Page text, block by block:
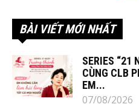
BÀI VIẾT MỚI NHẤT
SERIES “21
CÙNG CLB
EM...
07/08/2026